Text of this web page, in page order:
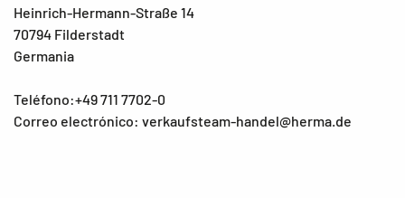
Heinrich-Hermann-Straße 14
70794 Filderstadt
Germania
Teléfono:+49 711 7702-0
Correo electrónico: verkaufsteam-handel@herma.de